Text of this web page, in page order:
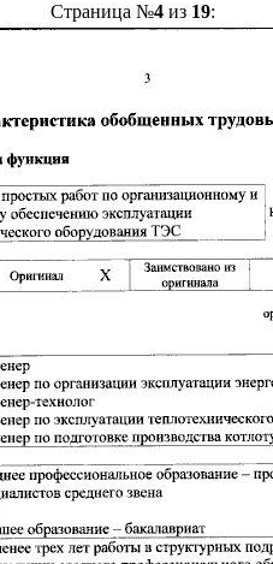
Страница №4из 19: